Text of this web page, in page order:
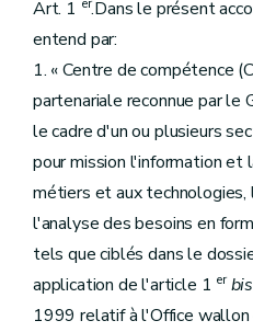
Art. 1
.Dans le présent
entend par:
1. « Centre de compétence
partenariale reconnue par le
le cadre d'un ou plusieurs
pour mission l'information et
métiers et aux
l'analyse des besoins en
tels que ciblés dans le
application de l'article 1 er bis
1999 relatif à l'Office